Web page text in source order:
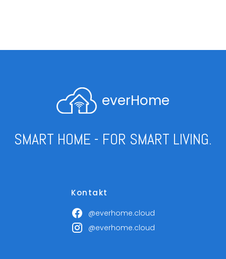
everHome
SMART HOME - FOR SMART LIVING.
Kontakt
@everhome.cloud
@everhome.cloud